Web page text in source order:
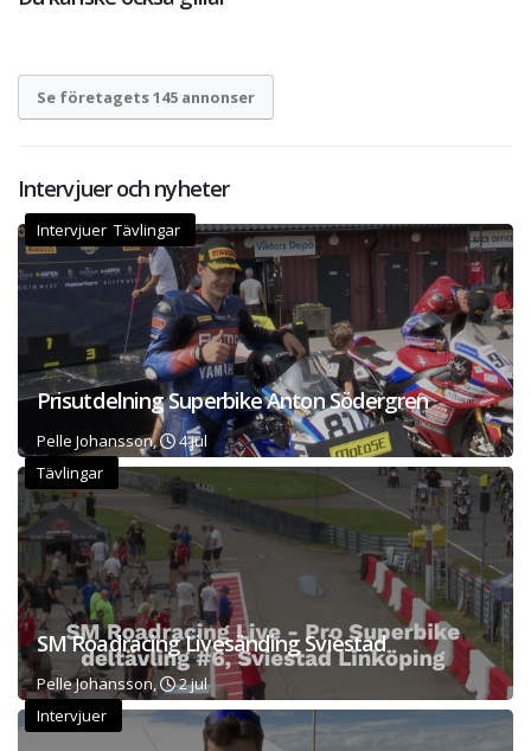
Se företagets 145 annonser
Intervjuer och nyheter
Intervjuer Tävlingar
Prisutdelning Superbike Anton Södergren
Pelle Johansson,
4 jul
Tävlingar
SM Roadracing Livesänding Sviestad
Pelle Johansson,
2 jul
Intervjuer